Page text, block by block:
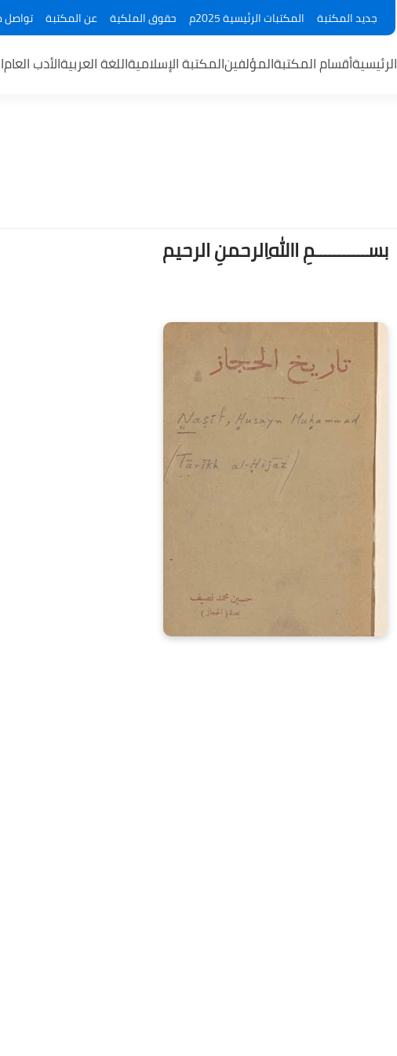
جديد المكتبة المكتبات الرئيسية 2025م حقوق الملكية عن المكتبة تواصل
الرئيسيةأقسام المكتبةالمؤلفينالمكتبة الإسلاميةاللغة العربيةالأدب العام
بســـــــــــمِ اﷲِالرحمنِ الرحيم